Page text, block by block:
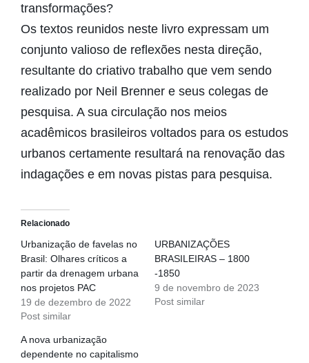
transformações?
Os textos reunidos neste livro expressam um
conjunto valioso de reflexões nesta direção,
resultante do criativo trabalho que vem sendo
realizado por Neil Brenner e seus colegas de
pesquisa. A sua circulação nos meios
acadêmicos brasileiros voltados para os estudos
urbanos certamente resultará na renovação das
indagações e em novas pistas para pesquisa.
Relacionado
Urbanização de favelas no
Brasil: Olhares críticos a
partir da drenagem urbana
nos projetos PAC
19 de dezembro de 2022
Post similar
URBANIZAÇÕES
BRASILEIRAS – 1800
-1850
9 de novembro de 2023
Post similar
A nova urbanização
dependente no capitalismo